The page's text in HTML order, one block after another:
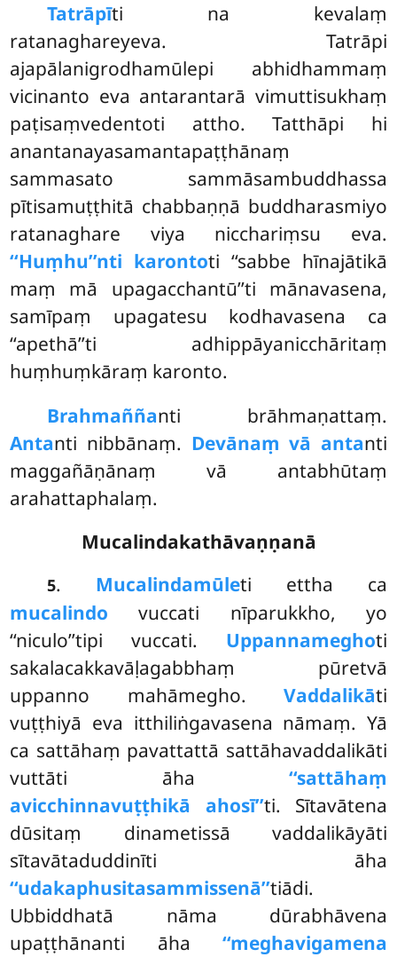
Tatrāpīti na kevalaṃ
ratanaghareyeva. Tatrāpi
ajapālanigrodhamūlepi abhidhammaṃ
vicinanto eva antarantarā vimuttisukhaṃ
paṭisaṃvedentoti attho. Tatthāpi hi
anantanayasamantapaṭṭhānaṃ
sammasato sammāsambuddhassa
pītisamuṭṭhitā chabbaṇṇā buddharasmiyo
ratanaghare viya nicchariṃsu eva.
‘‘Huṃhu’’nti karontoti ‘‘sabbe hīnajātikā
maṃ mā upagacchantū’’ti mānavasena,
samīpaṃ upagatesu kodhavasena ca
‘‘apethā’’ti adhippāyanicchāritaṃ
huṃhuṃkāraṃ karonto.
Brahmaññanti brāhmaṇattaṃ.
Antanti nibbānaṃ. Devānaṃ vā antanti
maggañāṇānaṃ vā antabhūtaṃ
arahattaphalaṃ.
Mucalindakathāvaṇṇanā
5. Mucalindamūleti ettha ca
mucalindo vuccati nīparukkho, yo
‘‘niculo’’tipi vuccati. Uppannameghoti
sakalacakkavāḷagabbhaṃ pūretvā
uppanno mahāmegho. Vaddalikāti
vuṭṭhiyā eva itthiliṅgavasena nāmaṃ. Yā
ca sattāhaṃ pavattattā sattāhavaddalikāti
vuttāti āha ‘‘sattāhaṃ
avicchinnavuṭṭhikā ahosī’’ti. Sītavātena
dūsitaṃ dinametissā vaddalikāyāti
sītavātaduddinīti āha
‘‘udakaphusitasammissenā’’tiādi.
Ubbiddhatā nāma dūrabhāvena
upaṭṭhānanti āha ‘‘meghavigamena